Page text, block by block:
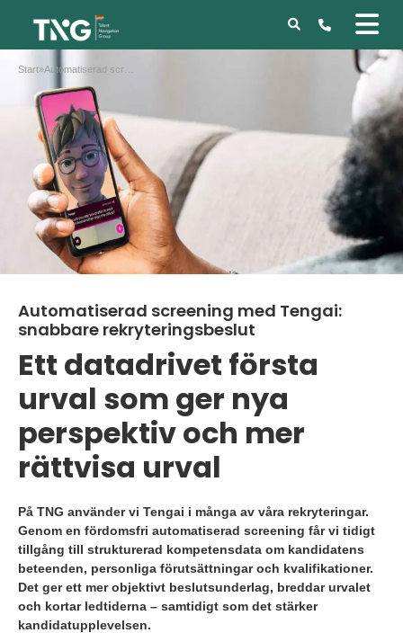
Start»
Automatiserad screening med Tengai:
snabbare rekryteringsbeslut
Ett datadrivet första
urval som ger nya
perspektiv och mer
rättvisa urval
På TNG använder vi Tengai i många av våra rekryteringar.
Genom en fördomsfri automatiserad screening får vi tidigt
tillgång till strukturerad kompetensdata om kandidatens
beteenden, personliga förutsättningar och kvalifikationer.
Det ger ett mer objektivt beslutsunderlag, breddar urvalet
och kortar ledtiderna – samtidigt som det stärker
kandidatupplevelsen.